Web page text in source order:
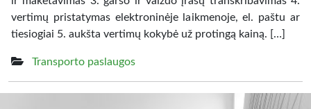
vertimų pristatymas elektroninėje laikmenoje, el. paštu ar
tiesiogiai 5. aukšta vertimų kokybė už protingą kainą. […]
Transporto paslaugos